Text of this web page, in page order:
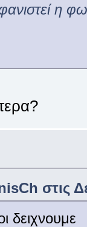
η
στις
δειχνουμε